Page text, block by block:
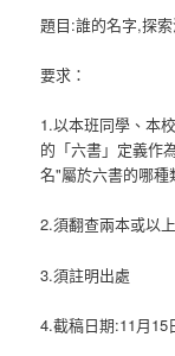
題目:誰的名字,探
要求：
1.以本班同學、本
的「六書」定義作
名"屬於六書的哪
2.須翻查兩本或以
3.須註明出處
4.截稿日期:11月15